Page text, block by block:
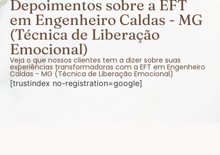
Depoimentos sobre a EFT
em Engenheiro Caldas - MG
(Técnica de Liberação
Emocional)
Veja o que nossos clientes tem a dizer sobre suas
experiências transformadoras com a EFT em Engenheiro
Caldas - MG (Técnica de Liberação Emocional)
[trustindex no-registration=google]